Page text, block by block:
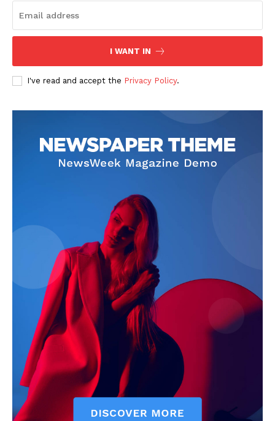
I WANT IN
I've read and accept the Privacy Policy.